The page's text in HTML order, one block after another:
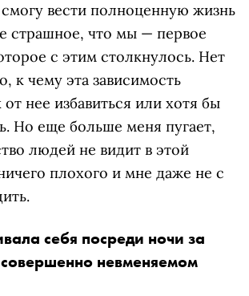
вести полноценную жизнь
страшное, что мы — первое
с этим столкнулось. Нет
к чему эта зависимость
нее избавиться или хотя бы
Но еще больше меня пугает,
людей не видит в этой
плохого и мне даже не с
себя посреди ночи за
невменяемом